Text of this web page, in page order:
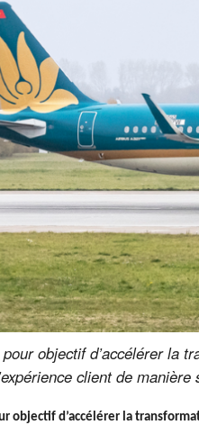
objectif d’accélérer la
client de manière
objectif d’accélérer la